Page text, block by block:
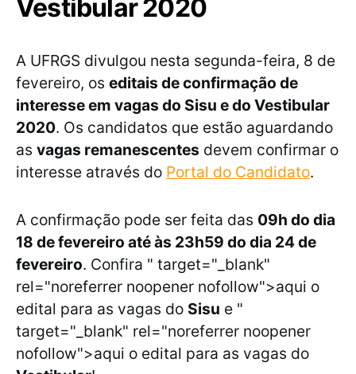
Vestibular 2020
A UFRGS divulgou nesta segunda-feira, 8 de
fevereiro, os editais de confirmação de
interesse em vagas do Sisu e do Vestibular
2020. Os candidatos que estão aguardando
as vagas remanescentes devem confirmar o
interesse através do Portal do Candidato.
A confirmação pode ser feita das 09h do dia
18 de fevereiro até às 23h59 do dia 24 de
fevereiro. Confira " target="_blank"
rel="noreferrer noopener nofollow">aqui o
edital para as vagas do Sisu e "
target="_blank" rel="noreferrer noopener
nofollow">aqui o edital para as vagas do